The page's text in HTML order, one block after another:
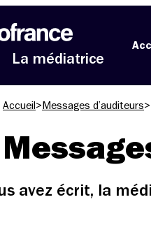
La médiatrice
Accueil > Messages d’auditeurs>
avez écrit, la